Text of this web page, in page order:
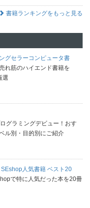
書籍ランキングをもっと見る
グセラーコンピュータ書
れ筋のハイエンド書籍を
選
グラミングデビュー！おす
ル別・目的別にご紹介
SEshop人気書籍 ベスト20
で特に人気だった本を20冊